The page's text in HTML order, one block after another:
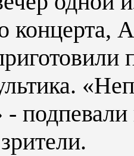
концерта,
подпевали